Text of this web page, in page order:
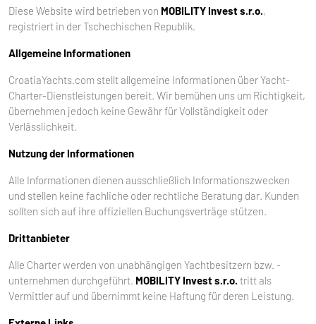
Diese Website wird betrieben von MOBILITY Invest s.r.o.,
registriert in der Tschechischen Republik.
Allgemeine Informationen
CroatiaYachts.com stellt allgemeine Informationen über Yacht-
Charter-Dienstleistungen bereit. Wir bemühen uns um Richtigkeit,
übernehmen jedoch keine Gewähr für Vollständigkeit oder
Verlässlichkeit.
Nutzung der Informationen
Alle Informationen dienen ausschließlich Informationszwecken
und stellen keine fachliche oder rechtliche Beratung dar. Kunden
sollten sich auf ihre offiziellen Buchungsverträge stützen.
Drittanbieter
Alle Charter werden von unabhängigen Yachtbesitzern bzw. -
unternehmen durchgeführt. MOBILITY Invest s.r.o. tritt als
Vermittler auf und übernimmt keine Haftung für deren Leistung.